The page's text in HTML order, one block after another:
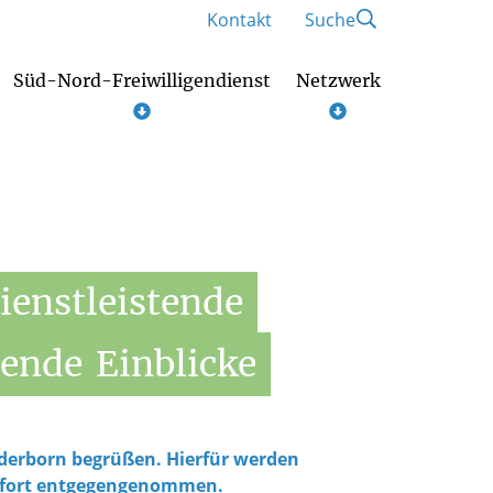
Süd-Nord-Freiwilligendienst Netzwerk
Kontakt Suche
Einblicke
begrüßen. Hierfür werden
entgegengenommen.